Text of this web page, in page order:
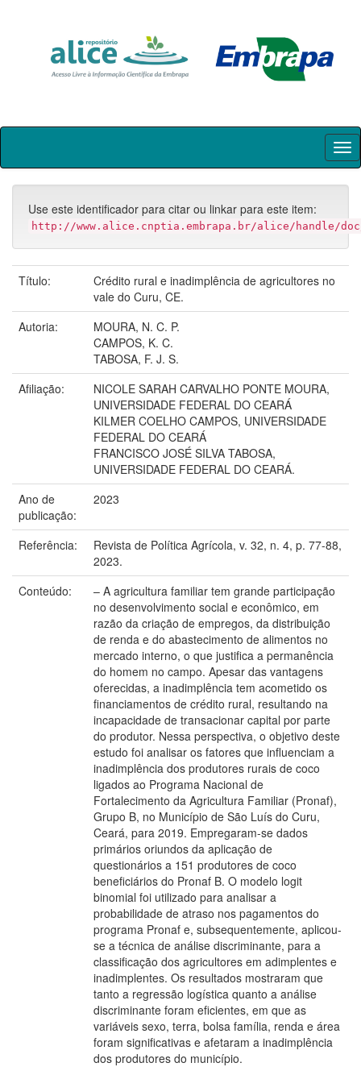
Skip
Use este identificador para citar ou linkar para este item:
http://www.alice.cnptia.embrapa.br/alice/handle/doc/
Título:
Crédito rural e inadimplência de agricultores no
vale do Curu, CE.
Autoria:
MOURA, N. C. P.
CAMPOS, K. C.
TABOSA, F. J. S.
Afiliação:
NICOLE SARAH CARVALHO PONTE MOURA,
UNIVERSIDADE FEDERAL DO CEARÁ
KILMER COELHO CAMPOS, UNIVERSIDADE
FEDERAL DO CEARÁ
FRANCISCO JOSÉ SILVA TABOSA,
UNIVERSIDADE FEDERAL DO CEARÁ.
Ano de
publicação:
2023
Referência:
Revista de Política Agrícola, v. 32, n. 4, p. 77-88,
2023.
Conteúdo:
– A agricultura familiar tem grande participação
no desenvolvimento social e econômico, em
razão da criação de empregos, da distribuição
de renda e do abastecimento de alimentos no
mercado interno, o que justifica a permanência
do homem no campo. Apesar das vantagens
oferecidas, a inadimplência tem acometido os
financiamentos de crédito rural, resultando na
incapacidade de transacionar capital por parte
do produtor. Nessa perspectiva, o objetivo deste
estudo foi analisar os fatores que influenciam a
inadimplência dos produtores rurais de coco
ligados ao Programa Nacional de
Fortalecimento da Agricultura Familiar (Pronaf),
Grupo B, no Município de São Luís do Curu,
Ceará, para 2019. Empregaram-se dados
primários oriundos da aplicação de
questionários a 151 produtores de coco
beneficiários do Pronaf B. O modelo logit
binomial foi utilizado para analisar a
probabilidade de atraso nos pagamentos do
programa Pronaf e, subsequentemente, aplicou-
se a técnica de análise discriminante, para a
classificação dos agricultores em adimplentes e
inadimplentes. Os resultados mostraram que
tanto a regressão logística quanto a análise
discriminante foram eficientes, em que as
variáveis sexo, terra, bolsa família, renda e área
foram significativas e afetaram a inadimplência
dos produtores do município.